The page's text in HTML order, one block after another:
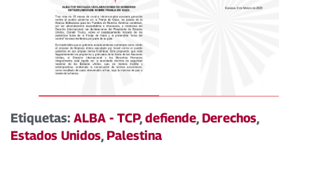
Etiquetas: ALBA - TCP,defiende, Derechos,
Estados Unidos, Palestina